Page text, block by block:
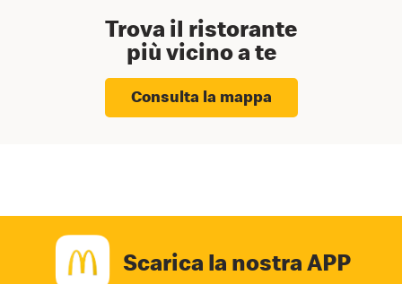
Trova il ristorante
più vicino a te
Consulta la mappa
Scarica la nostra APP